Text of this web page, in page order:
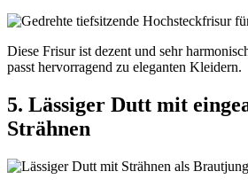
Diese Frisur ist dezent und sehr
passt hervorragend zu eleganten Kleidern.
5. Lässiger Dutt mit
Strähnen